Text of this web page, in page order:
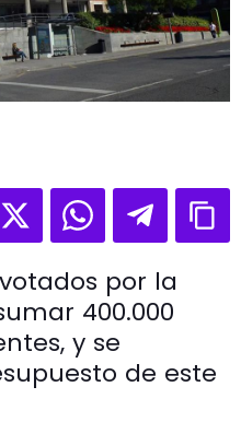
por la
400.000
y se
de este